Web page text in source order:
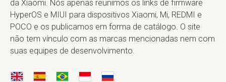
da Xiaomi. Nós apenas reunimos os links de firmware
HyperOS e MIUI para dispositivos Xiaomi, Mi, REDMI e
POCO e os publicamos em forma de catálogo. O site
não tem vínculo com as marcas mencionadas nem com
suas equipes de desenvolvimento.